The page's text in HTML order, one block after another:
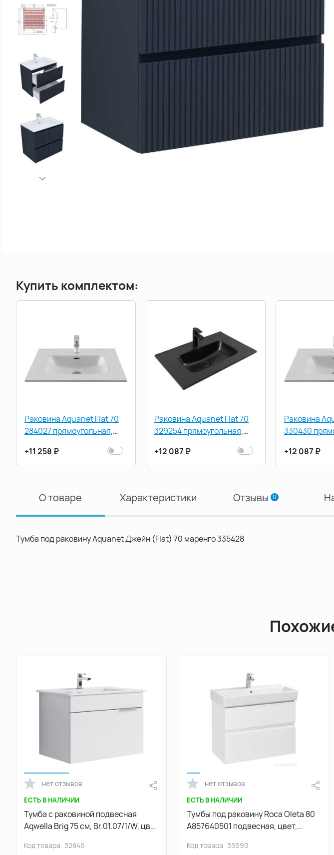
Купить комплектом:
Раковина Aquanet Flat 70
284027 прямоугольная,
+11 258 ₽
Раковина Aquanet Flat 70
329254 прямоугольная,
+12 087 ₽
Раковина
330430
+12 087 ₽
О товаре Характеристики Отзывы 0
Тумба под раковину Aquanet Джейн (Flat) 70 маренго 335428
нет отзывов
ЕСТЬ В НАЛИЧИИ
Тумба с раковиной подвесная
Aqwella Brig 75 см, Br.01.07/1/W, цвет
Код товара 32846
нет отзывов
ЕСТЬ В НАЛИЧИИ
Тумбы под раковину Roca Oleta 80
A857640501 подвесная, цвет,
Код товара 33690